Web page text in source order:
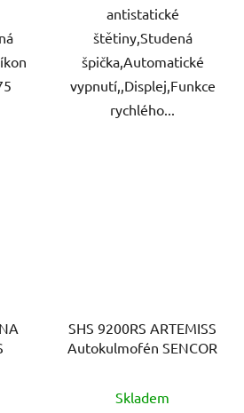
antistatické
štětiny,Studená
špička,Automatické
vypnutí,,Displej,Funkce
rychlého...
SHS 9200RS ARTEMISS
Autokulmofén SENCOR
Skladem